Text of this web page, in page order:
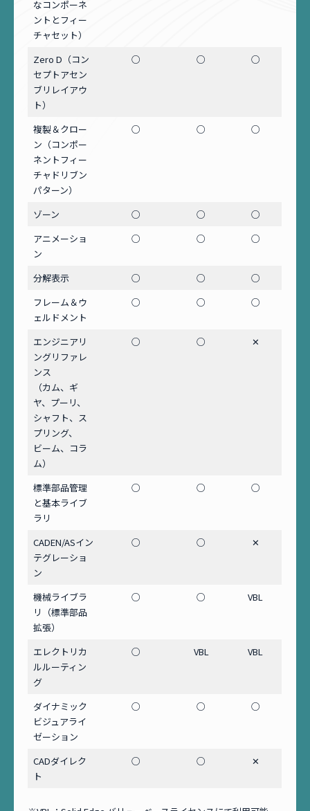
なコンポーネ
ントとフィー
チャセット）
Zero D（コン
セプトアセン
ブリレイアウ
ト）
○ ○ ○
複製＆クロー
ン（コンポー
ネントフィー
チャドリブン
パターン）
○ ○ ○
ゾーン ○ ○
○
アニメーショ
ン
○ ○ ○
分解表示 ○ ○
○
フレーム＆ウ
ェルドメント
○ ○ ○
エンジニアリ
ングリファレ
ンス
（カム、ギ
ヤ、プーリ、
シャフト、ス
プリング、
ビーム、コラ
ム）
○ ○ ✕
標準部品管理
と基本ライブ
ラリ
○ ○ ○
CADEN/ASイン
テグレーショ
ン
○ ○ ✕
機械ライブラ
リ（標準部品
拡張）
○ ○ VBL
エレクトリカ
ルルーティン
グ
○ VBL VBL
ダイナミック
ビジュアライ
ゼーション
○ ○ ○
CADダイレク
ト
○ ○ ✕